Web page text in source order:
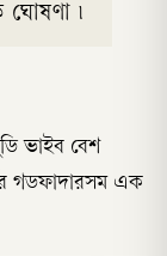
৷
ভাইব বেশ
গডফাদারসম এক